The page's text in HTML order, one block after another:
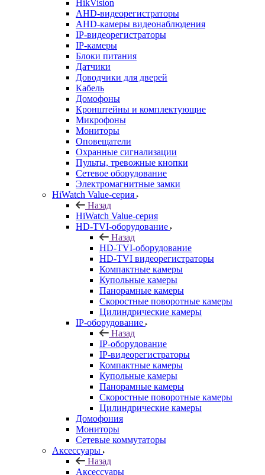
HikVision
AHD-видеорегистраторы
AHD-камеры видеонаблюдения
IP-видеорегистраторы
IP-камеры
Блоки питания
Датчики
Доводчики для дверей
Кабель
Домофоны
Кронштейны и комплектующие
Микрофоны
Мониторы
Оповещатели
Охранные сигнализации
Пульты, тревожные кнопки
Сетевое оборудование
Электромагнитные замки
HiWatch Value-серия
Назад
HiWatch Value-серия
HD-TVI-оборудование
Назад
HD-TVI-оборудование
HD-TVI видеорегистраторы
Компактные камеры
Купольные камеры
Панорамные камеры
Скоростные поворотные камеры
Цилиндрические камеры
IP-оборудование
Назад
IP-оборудование
IP-видеорегистраторы
Компактные камеры
Купольные камеры
Панорамные камеры
Скоростные поворотные камеры
Цилиндрические камеры
Домофония
Мониторы
Сетевые коммутаторы
Аксессуары
Назад
Аксессуары